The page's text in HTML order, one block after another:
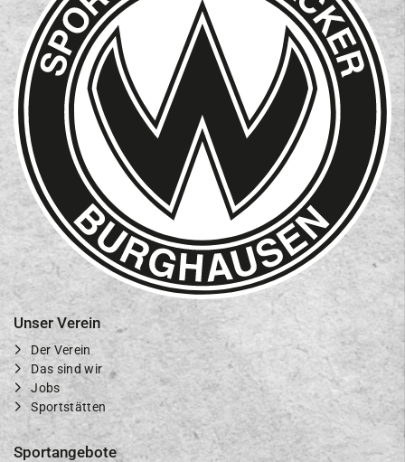
Unser Verein
Der Verein
Das sind wir
Jobs
Sportstätten
Sportangebote